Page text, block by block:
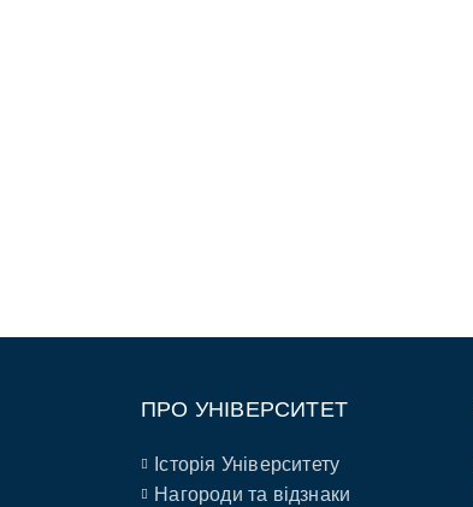
ПРО УНІВЕРСИТЕТ
Історія Університету
Нагороди та відзнаки